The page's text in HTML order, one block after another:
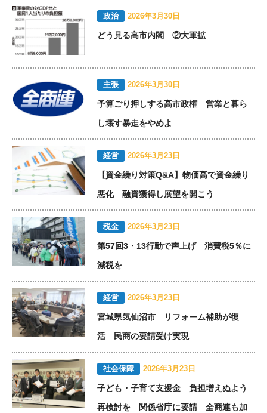
政治 2026年3月30日
どう見る高市内閣 ②大軍拡
主張 2026年3月30日
予算ごり押しする高市政権 営業と暮ら
し壊す暴走をやめよ
経営 2026年3月23日
【資金繰り対策Q&A】物価高で資金繰り
悪化 融資獲得し展望を開こう
税金 2026年3月23日
第57回3・13行動で声上げ 消費税5％に
減税を
経営 2026年3月23日
宮城県気仙沼市 リフォーム補助が復
活 民商の要請受け実現
社会保障 2026年3月23日
子ども・子育て支援金 負担増えぬよう
再検討を 関係省庁に要請 全商連も加